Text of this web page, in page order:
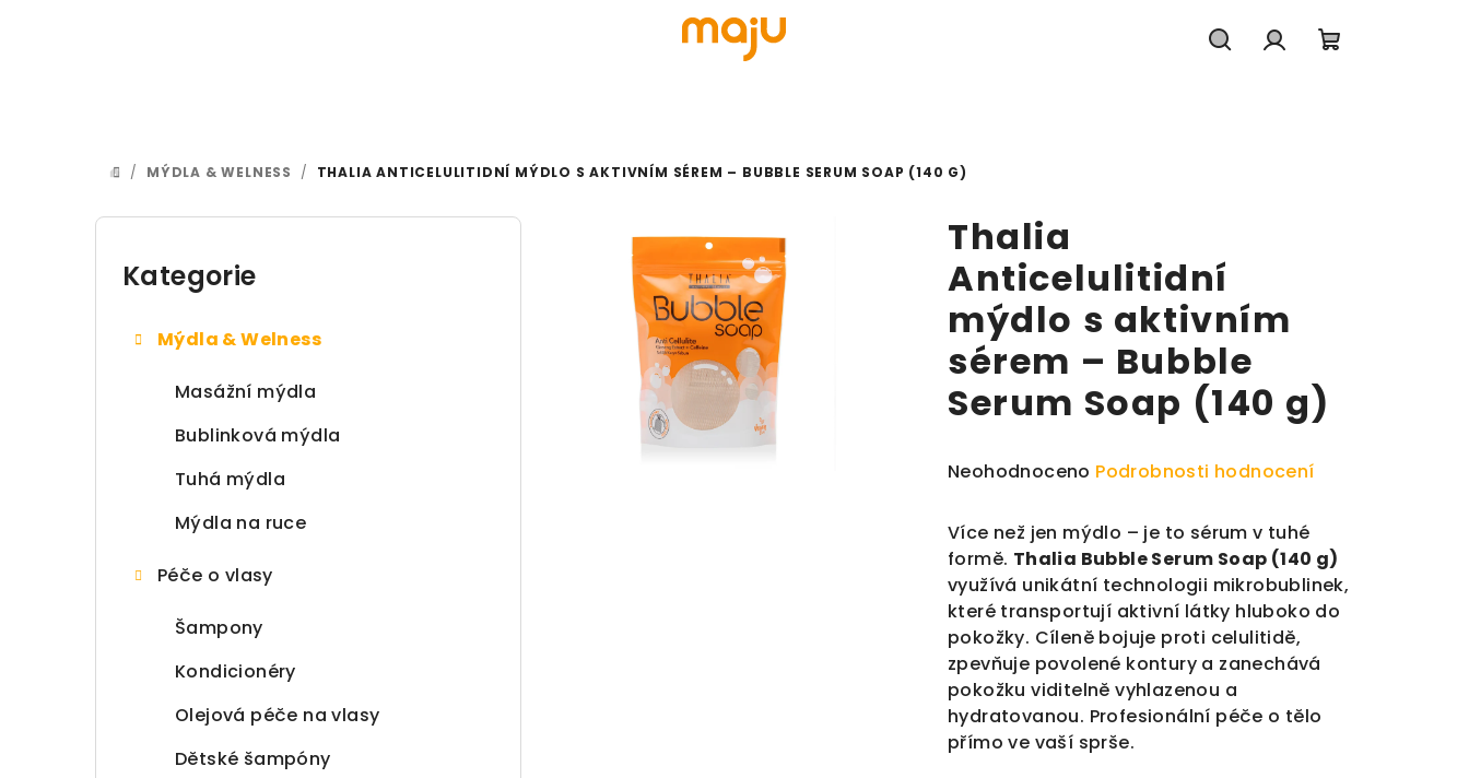
DOMŮ
/ MÝDLA & WELNESS / THALIA ANTICELULITIDNÍ MÝDLO S AKTIVNÍM SÉREM – BUBBLE SERUM SOAP (140 G)
Postranní panel
Přeskočit kategorie
Kategorie
Mýdla & Welness
Masážní mýdla
Bublinková mýdla
Tuhá mýdla
Mýdla na ruce
Péče o vlasy
Šampony
Kondicionéry
Olejová péče na vlasy
Dětské šampóny
Thalia
Anticelulitidní
mýdlo s aktivním
sérem – Bubble
Serum Soap (140 g)
Průměrné hodnocení produktu je 0,0 z 5 hvězdiček.
Neohodnoceno Podrobnosti hodnocení
Více než jen mýdlo – je to sérum v tuhé
formě. Thalia Bubble Serum Soap (140 g)
využívá unikátní technologii mikrobublinek,
které transportují aktivní látky hluboko do
pokožky. Cíleně bojuje proti celulitidě,
zpevňuje povolené kontury a zanechává
pokožku viditelně vyhlazenou a
hydratovanou. Profesionální péče o tělo
přímo ve vaší sprše.